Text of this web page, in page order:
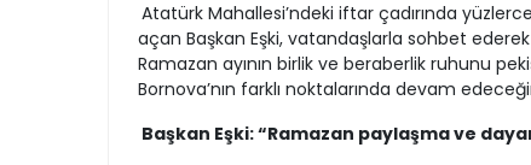
Atatürk Mahallesi’ndeki iftar çadırında
açan Başkan Eşki, vatandaşlarla sohbet
Ramazan ayının birlik ve beraberlik ruhunu
Bornova’nın farklı noktalarında devam
Başkan Eşki: “Ramazan paylaşma ve